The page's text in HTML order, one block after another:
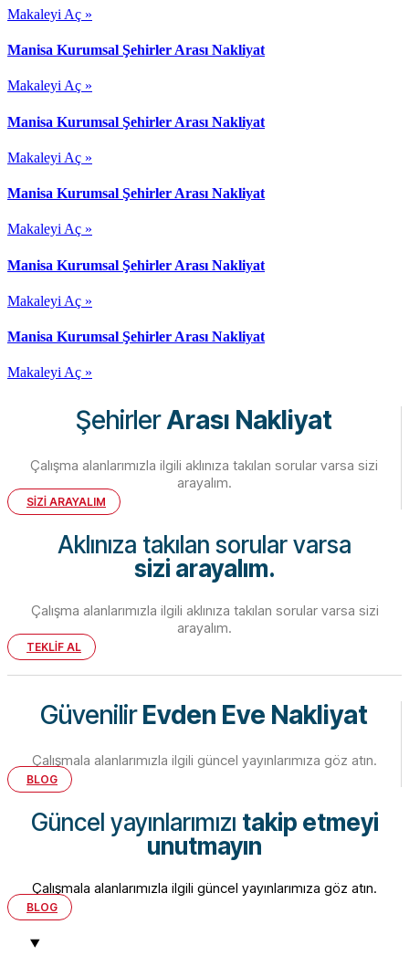
Makaleyi Aç »
Manisa Kurumsal Şehirler Arası Nakliyat
Makaleyi Aç »
Manisa Kurumsal Şehirler Arası Nakliyat
Makaleyi Aç »
Manisa Kurumsal Şehirler Arası Nakliyat
Makaleyi Aç »
Manisa Kurumsal Şehirler Arası Nakliyat
Makaleyi Aç »
Manisa Kurumsal Şehirler Arası Nakliyat
Makaleyi Aç »
ŞehirlerArası Nakliyat
Çalışma alanlarımızla ilgili aklınıza takılan sorular varsa sizi
arayalım.
SİZİ ARAYALIM
Aklınıza takılan sorular varsa
sizi arayalım.
Çalışma alanlarımızla ilgili aklınıza takılan sorular varsa sizi
arayalım.
TEKLİF AL
GüvenilirEvden Eve Nakliyat
Çalışmala alanlarımızla ilgili güncel yayınlarımıza göz atın.
BLOG
Güncel yayınlarımızı takip etmeyi
unutmayın
Çalışmala alanlarımızla ilgili güncel yayınlarımıza göz atın.
BLOG